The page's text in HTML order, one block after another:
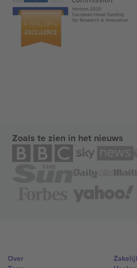
Zoals te zien in het nieuws
Over